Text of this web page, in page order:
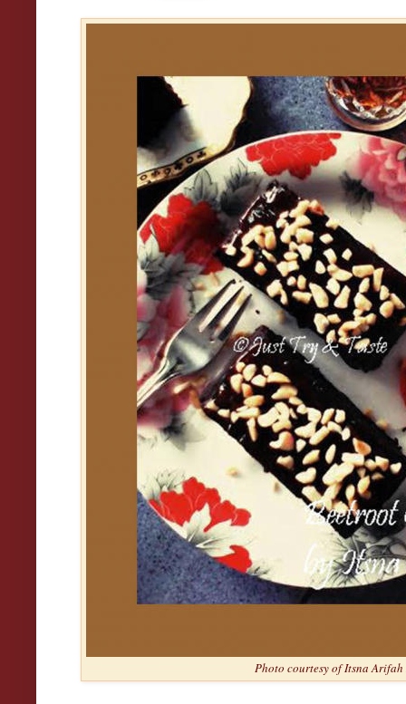
Photo courtesy of Itsna Arifah